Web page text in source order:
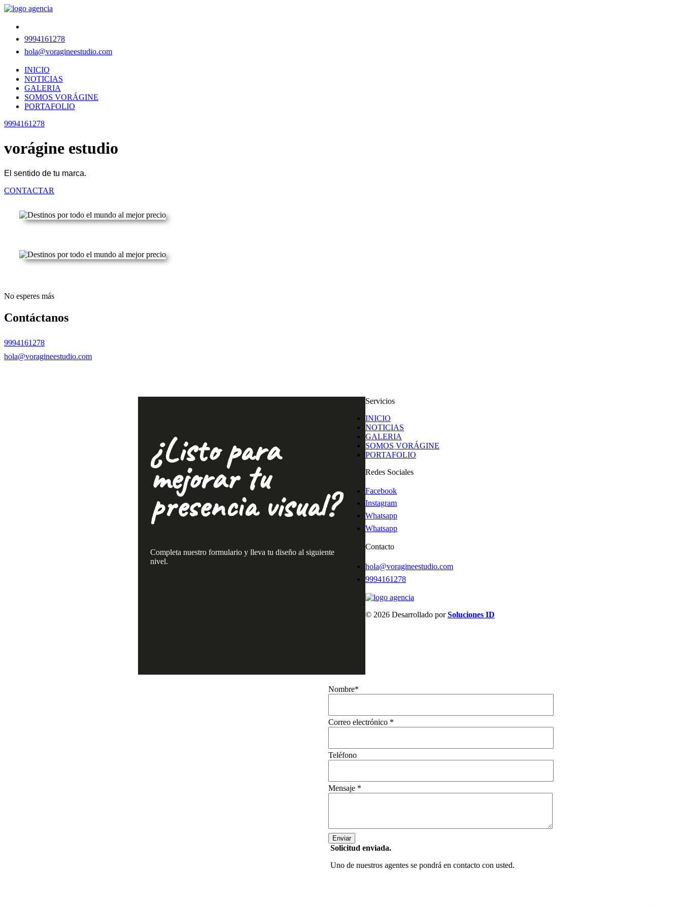
9994161278
hola@voragineestudio.com
INICIO
NOTICIAS
GALERIA
SOMOS VORÁGINE
PORTAFOLIO
9994161278
vorágine estudio
El sentido de tu marca.
CONTACTAR
No esperes más
Contáctanos
9994161278
hola@voragineestudio.com
¿Listo para
mejorar tu
presencia visual?
Completa nuestro formulario y lleva tu diseño al siguiente
nivel.
Nombre*
Correo electrónico *
Teléfono
Mensaje *
Solicitud enviada.
Uno de nuestros agentes se pondrá en contacto con usted.
Servicios
INICIO
NOTICIAS
GALERIA
SOMOS VORÁGINE
PORTAFOLIO
Redes Sociales
Facebook
Instagram
Whatsapp
Whatsapp
Contacto
hola@voragineestudio.com
9994161278
© 2026 Desarrollado porSoluciones ID